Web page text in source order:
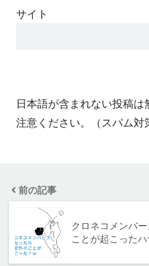
サイト
日本語が含まれない投稿
注意ください。（スパム対
前の記事
クロネコメンバ
ことが起こったハ